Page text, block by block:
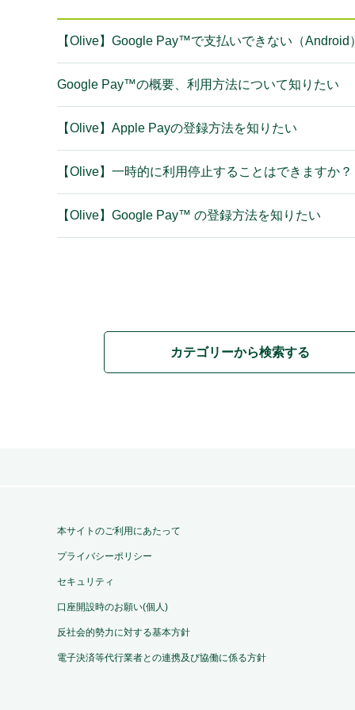
【Olive】Google Pay™で支払いできない（Android
Google Pay™の概要、利用方法について知りたい
【Olive】Apple Payの登録方法を知りたい
【Olive】一時的に利用停止することはできますか？
【Olive】Google Pay™ の登録方法を知りたい
カテゴリーから検索する
本サイトのご利用にあたって
プライバシーポリシー
セキュリティ
口座開設時のお願い(個人)
反社会的勢力に対する基本方針
電子決済等代行業者との連携及び協働に係る方針